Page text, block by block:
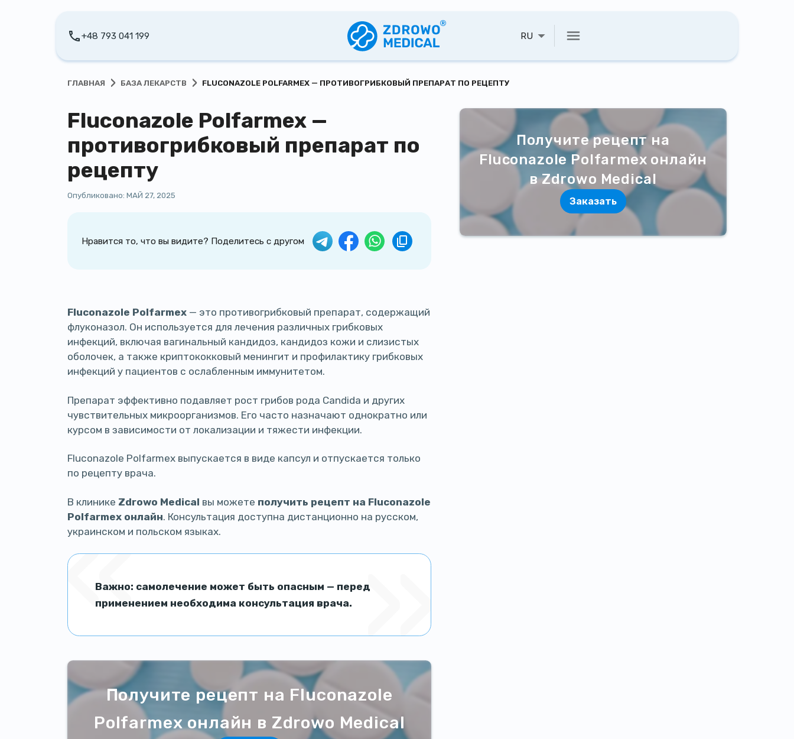
+48 793 041 199 RU
ГЛАВНАЯ › БАЗА ЛЕКАРСТВ › FLUCONAZOLE POLFARMEX — ПРОТИВОГРИБКОВЫЙ ПРЕПАРАТ ПО РЕЦЕПТУ
Fluconazole Polfarmex —
противогрибковый препарат по
рецепту
Опубликовано:МАЙ 27, 2025
Нравится то, что вы видите? Поделитесь с другом
Fluconazole Polfarmex — это противогрибковый препарат, содержащий
флуконазол. Он используется для лечения различных грибковых
инфекций, включая вагинальный кандидоз, кандидоз кожи и слизистых
оболочек, а также криптококковый менингит и профилактику грибковых
инфекций у пациентов с ослабленным иммунитетом.
Препарат эффективно подавляет рост грибов рода Candida и других
чувствительных микроорганизмов. Его часто назначают однократно или
курсом в зависимости от локализации и тяжести инфекции.
Fluconazole Polfarmex выпускается в виде капсул и отпускается только
по рецепту врача.
В клинике Zdrowo Medical вы можете получить рецепт на Fluconazole
Polfarmex онлайн. Консультация доступна дистанционно на русском,
украинском и польском языках.
Важно: самолечение может быть опасным — перед
применением необходима консультация врача.
Получите рецепт на Fluconazole
Polfarmex онлайн в Zdrowo Medical
Получите рецепт на
Fluconazole Polfarmex онлайн
в Zdrowo Medical
Заказать